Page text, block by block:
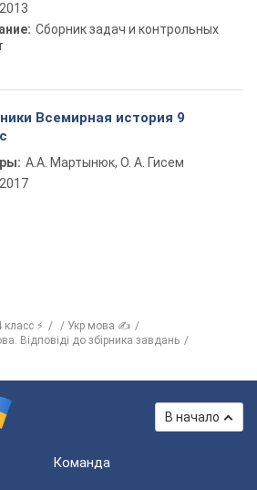
2013
Сборник задач и контрольных
Всемирная история 9
А.А. Мартынюк, О. А. Гисем
2017
класс ⚡
Укр мова ✍
Відповіді до збірника завдань
В начало
Команда